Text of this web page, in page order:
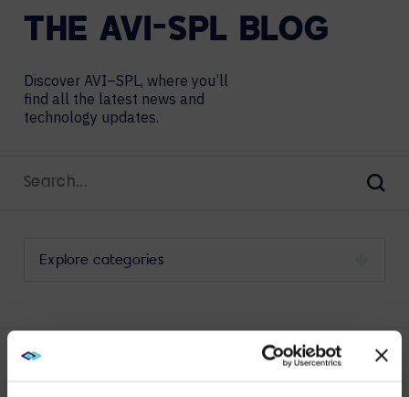
THE AVI-SPL BLOG
Discover AVI–SPL, where you’ll
find all the latest news and
technology updates.
category
view